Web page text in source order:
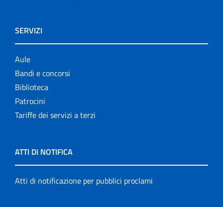
SERVIZI
Aule
Bandi e concorsi
Biblioteca
Patrocini
Tariffe dei servizi a terzi
ATTI DI NOTIFICA
Atti di notificazione per pubblici proclami